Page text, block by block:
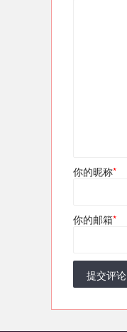
你的昵称*
你的邮箱*
提交评论